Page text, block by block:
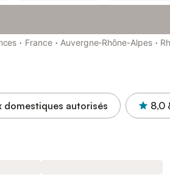
· France · Auvergne-Rhône-Alpes ·
domestiques autorisés 8,0